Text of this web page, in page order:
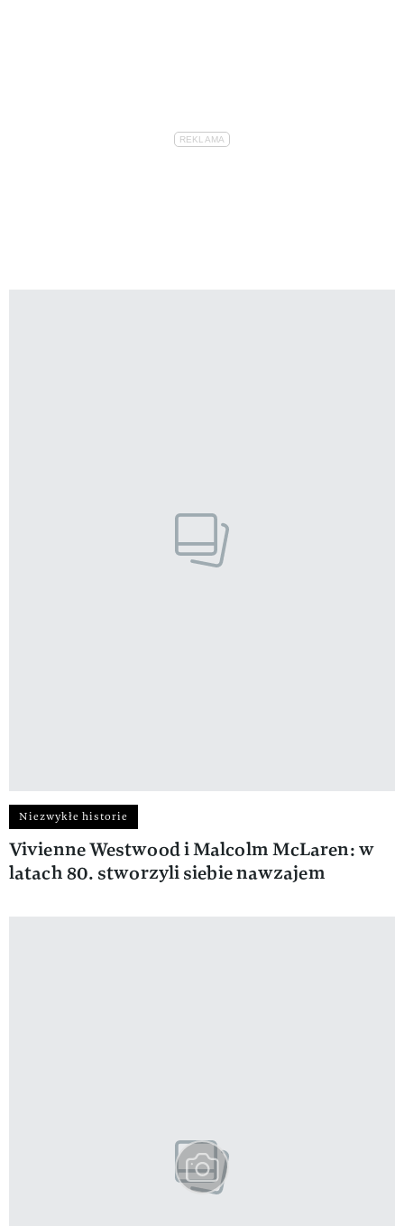
Niezwykłe historie
Vivienne Westwood i Malcolm McLaren: w
latach 80. stworzyli siebie nawzajem